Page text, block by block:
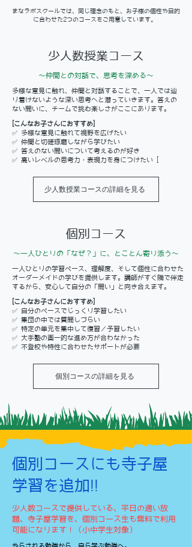
まなラボスクールでは、同じ理念のもと、お子様の個性や目的
に合わせた2つのコースをご用意しています。
少人数授業コース
～仲間との対話で、思考を深める～
多様な意見に触れ、仲間と対話することで、一人では辿
り着けないような深い思考へと潜っていきます。答えの
ない問いに、チームで挑む楽しさがここにあります。
[こんなお子さんにおすすめ]
✅ 多様な意見に触れて視野を広げたい
✅ 仲間と切磋琢磨しながら学びたい
✅ 答えのない問いについて考えるのが好き
✅ 高いレベルの思考力・表現力を身につけたい [
少人数授業コースの詳細を見る
個別コース
～一人ひとりの「なぜ？」に、とことん寄り添う～
一人ひとりの学習ペース、理解度、そして個性に合わせた
オーダーメイドの学びを提供します。講師がすぐ隣で伴走
するから、安心して自分の「問い」と向き合えます。
[こんなお子さんにおすすめ]
✅ 自分のペースでじっくり学習したい
✅ 集団の中では質問しづらい
✅ 特定の単元を集中して復習／予習したい
✅ 大手塾の画一的な進め方が合わなかった
✅ 不登校や特性に合わせたサポートが必要
個別コースの詳細を見る
​個別コースにも寺子屋
学習を追加!!
少人数コースで提供している、平日の通い放
題、寺子屋学習を、個別コース生も無料で利用
可能になります！（小中学生対象）